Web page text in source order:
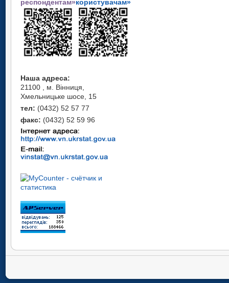
респондентам»користувачам»
Наша адреса:
21100 , м. Вінниця,
Хмельницьке шосе, 15
тел: (0432) 52 57 77
факс: (0432) 52 59 96